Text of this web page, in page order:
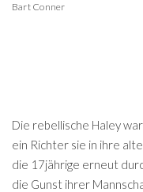
Bart Conner
Die rebellische Haley
ein Richter sie in ihre
die 17jährige erneut
die Gunst ihrer